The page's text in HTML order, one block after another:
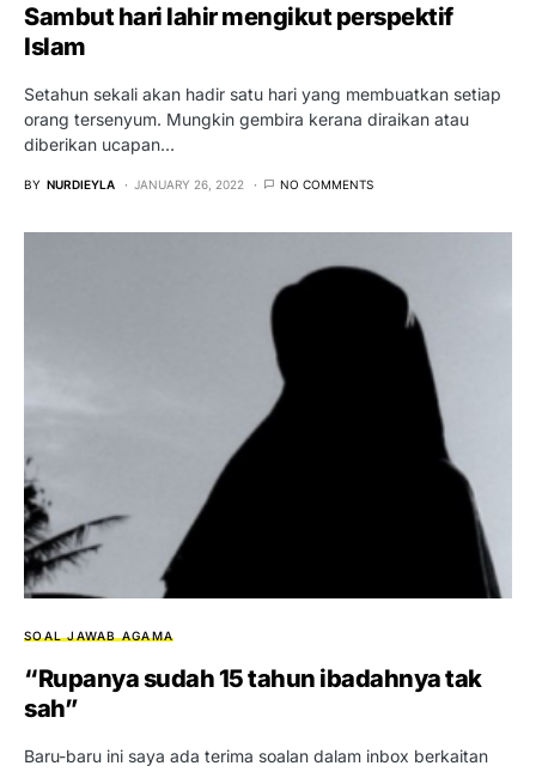
Sambut hari lahir mengikut perspektif
Islam
Setahun sekali akan hadir satu hari yang membuatkan setiap
orang tersenyum. Mungkin gembira kerana diraikan atau
diberikan ucapan…
BY NURDIEYLA JANUARY 26, 2022 NO COMMENTS
SOAL JAWAB AGAMA
“Rupanya sudah 15 tahun ibadahnya tak
sah”
Baru-baru ini saya ada terima soalan dalam inbox berkaitan